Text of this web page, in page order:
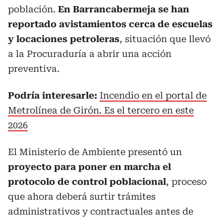
población. En Barrancabermeja se han
reportado avistamientos cerca de escuelas
y locaciones petroleras, situación que llevó
a la Procuraduría a abrir una acción
preventiva.
Podría interesarle: Incendio en el portal de
Metrolínea de Girón. Es el tercero en este
2026
El Ministerio de Ambiente presentó un
proyecto para poner en marcha el
protocolo de control poblacional, proceso
que ahora deberá surtir trámites
administrativos y contractuales antes de